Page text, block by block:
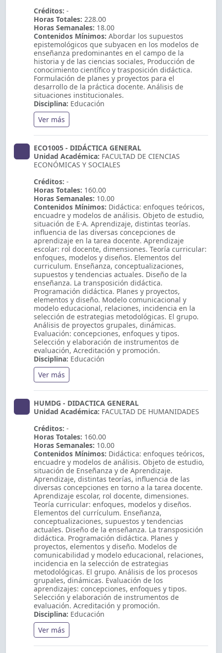
Créditos: -
Horas Totales: 228.00
Horas Semanales: 18.00
Contenidos Mínimos: Abordar los supuestos
epistemológicos que subyacen en los modelos de
enseñanza predominantes en el campo de la
historia y de las ciencias sociales, Producción de
conocimiento científico y trasposición didáctica.
Formulación de planes y proyectos para el
desarrollo de la práctica docente. Análisis de
situaciones institucionales.
Disciplina: Educación
Ver más
ECO1005 - DIDÁCTICA GENERAL
Unidad Académica: FACULTAD DE CIENCIAS
ECONÓMICAS Y SOCIALES
Créditos: -
Horas Totales: 160.00
Horas Semanales: 10.00
Contenidos Mínimos: Didáctica: enfoques teóricos,
encuadre y modelos de análisis. Objeto de estudio,
situación de E·A. Aprendizaje, distintas teorías.
influencia de las diversas concepciones de
aprendizaje en la tarea docente. Aprendizaje
escolar: rol docente, dimensiones. Teoría curricular:
enfoques, modelos y diseños. Elementos del
curriculum. Enseñanza, conceptualizaciones,
supuestos y tendencias actuales. Diseño de la
enseñanza. La transposición didáctica.
Programación didáctica. Planes y proyectos,
elementos y diseño. Modelo comunicacional y
modelo educacional, relaciones, incidencia en la
selección de estrategias metodológicas. El grupo.
Análisis de proyectos grupales, dinámicas.
Evaluación: concepciones, enfoques y tipos.
Selección y elaboración de instrumentos de
evaluación, Acreditación y promoción.
Disciplina: Educación
Ver más
HUMDG - DIDACTICA GENERAL
Unidad Académica: FACULTAD DE HUMANIDADES
Créditos: -
Horas Totales: 160.00
Horas Semanales: 10.00
Contenidos Mínimos: Didáctica: enfoques teóricos,
encuadre y modelos de análisis. Objeto de estudio,
situación de Enseñanza y de Aprendizaje.
Aprendizaje, distintas teorías, influencia de las
diversas concepciones en torno a la tarea docente.
Aprendizaje escolar, rol docente, dimensiones.
Teoría curricular: enfoques, modelos y diseños.
Elementos del currículum. Enseñanza,
conceptualizaciones, supuestos y tendencias
actuales. Diseño de la enseñanza. La transposición
didáctica. Programación didáctica. Planes y
proyectos, elementos y diseño. Modelos de
comunicabilidad y modelo educacional, relaciones,
incidencia en la selección de estrategias
metodológicas. El grupo. Análisis de los procesos
grupales, dinámicas. Evaluación de los
aprendizajes: concepciones, enfoques y tipos.
Selección y elaboración de instrumentos de
evaluación. Acreditación y promoción.
Disciplina: Educación
Ver más